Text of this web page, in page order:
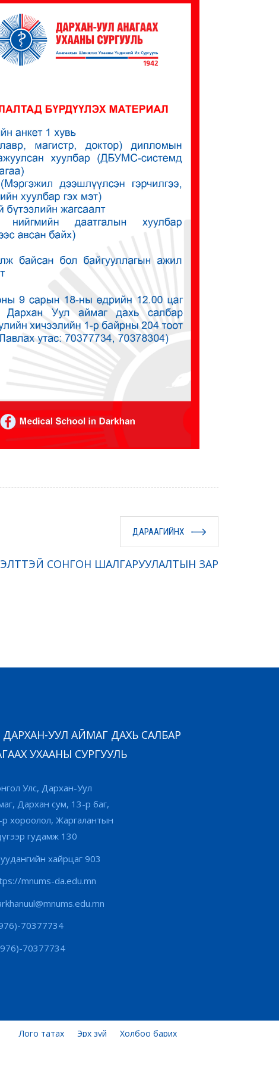
ДАРААГИЙНХ
СОНГОН ШАЛГАРУУЛАЛТЫН ЗАР
УУЛ АЙМАГ ДАХЬ САЛБАР
УХААНЫ СУРГУУЛЬ
Улс, Дархан-Уул
Дархан сум, 13-р баг,
хороолол, Жаргалантын
гудамж 130
хайрцаг 903
mnums-da.edu.mn
70377734
70377734
Лого татах Эрх зүй Холбоо барих